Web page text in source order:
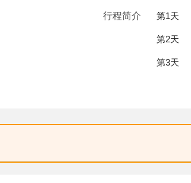
行程简介 第1天
第2天
第3天